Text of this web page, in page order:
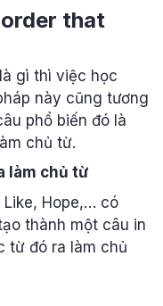
that
gì thì việc học
này cũng tương
phổ biến đó là
chủ từ.
làm chủ từ
Hope,… có
thành một câu in
từ đó ra làm chủ